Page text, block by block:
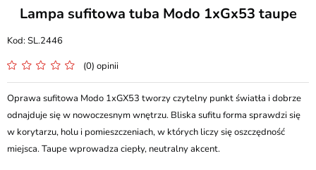
Lampa sufitowa tuba Modo 1xGx53 taupe
SL.2446
(0) opinii
Oprawa sufitowa Modo 1xGX53 tworzy czytelny punkt światła i dobrze
odnajduje się w nowoczesnym wnętrzu. Bliska sufitu forma sprawdzi się
w korytarzu, holu i pomieszczeniach, w których liczy się oszczędność
miejsca. Taupe wprowadza ciepły, neutralny akcent.